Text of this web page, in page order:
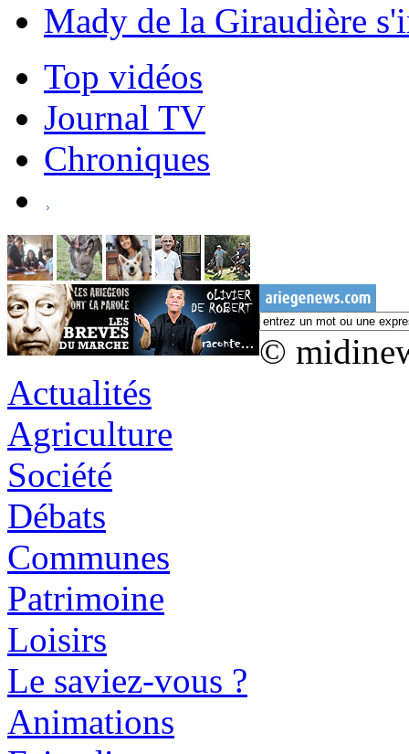
Mady de la Giraudière
Top vidéos
Journal TV
Chroniques
©
Actualités
Agriculture
Société
Débats
Communes
Patrimoine
Loisirs
Le saviez-vous ?
Animations